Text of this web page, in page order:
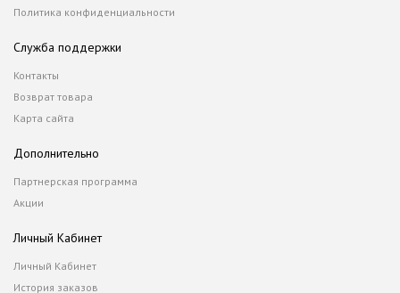
Политика конфиденциальности
Служба поддержки
Контакты
Возврат товара
Карта сайта
Дополнительно
Партнерская программа
Акции
Личный Кабинет
Личный Кабинет
История заказов